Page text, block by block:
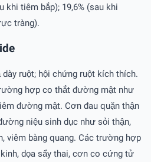
khi tiêm bắp); 19,6% (sau khi
tràng).
ruột; hội chứng ruột kích thích.
hợp co thắt đường mật như
đường mật. Cơn đau quặn thận
niệu sinh dục như sỏi thận,
viêm bàng quang. Các trường hợp
dọa sẩy thai, cơn co cứng tử